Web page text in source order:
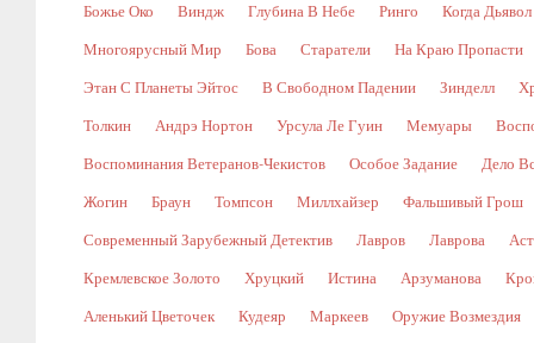
Божье Око Виндж Глубина В Небе Ринго Когда
Многоярусный Мир Бова Старатели На Краю Пропасти
Этан С Планеты Эйтос В Свободном Падении Зинделл
Толкин Андрэ Нортон Урсула Ле Гуин Мемуары
Воспоминания Ветеранов-Чекистов Особое Задание Дело
Жогин Браун Томпсон Миллхайзер Фальшивый Грош
Современный Зарубежный Детектив Лавров Лаврова
Кремлевское Золото Хруцкий Истина Арзуманова
Аленький Цветочек Кудеяр Маркеев Оружие Возмездия